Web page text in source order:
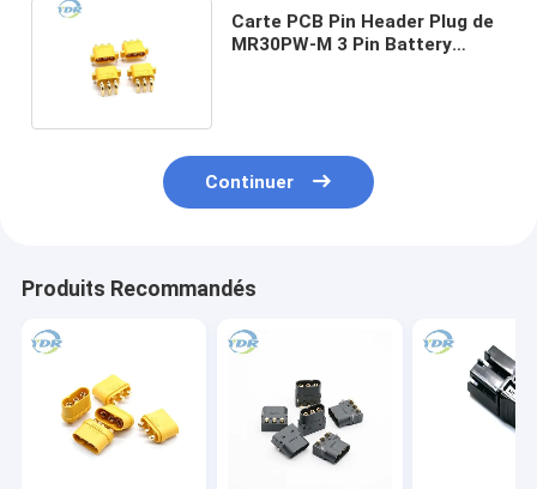
Carte PCB Pin Header Plug de
MR30PW-M 3 Pin Battery
Continuer
Produits Recommandés